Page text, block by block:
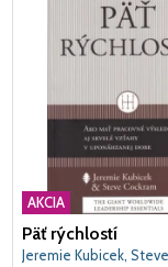
AKCIA
Päť rýchlostí
Jeremie Kubicek,